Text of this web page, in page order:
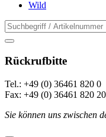
Wild
Rückrufbitte
Tel.: +49 (0) 36461 820 0
Fax: +49 (0) 36461 820 20
Sie können uns zwischen